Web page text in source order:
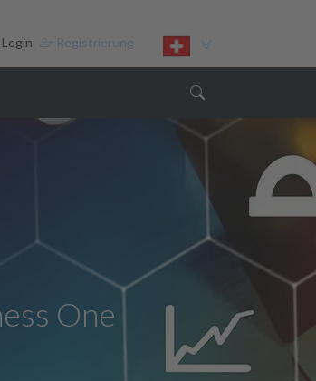
Login Registrierung
One